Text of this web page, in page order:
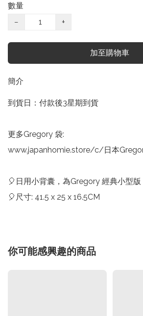
數量
−
+
加至購物車
簡介
到貨日：付款後3星期到貨
更多Gregory 袋:
www.japanhomie.store/c/日本
🎈日用小背囊，為Gregory 經典小型版
🎈尺寸: 41.5 x 25 x 16.5CM
你可能感興趣的商品